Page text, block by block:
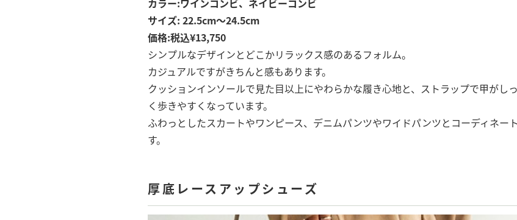
カラー:ワインコンビ、ネイビーコンビ
サイズ: 22.5cm〜24.5cm
価格:税込¥13,750
シンプルなデザインとどこかリラックス感のあるフォルム。
カジュアルですがきちんと感もあります。
クッションインソールで見た目以上にやわらかな履き心地と、ストラップで甲がし
く歩きやすくなっています。
ふわっとしたスカートやワンピース、デニムパンツやワイドパンツとコーディネー
す。
厚底レースアップシューズ